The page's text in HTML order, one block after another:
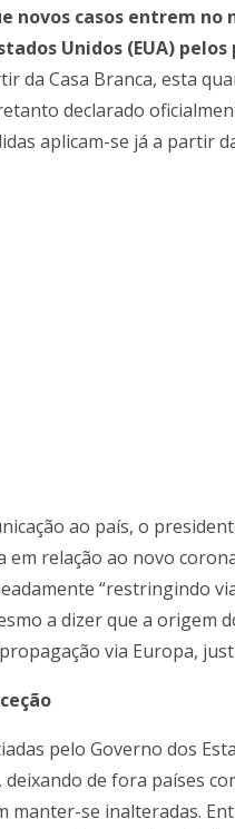
novos casos entrem no
Unidos (EUA)
da Casa Branca, esta
declarado
aplicam-se já a partir
ao país, o
em relação ao novo
“restringindo
a dizer que a origem
via Europa,
pelo Governo dos
deixando de fora países
manter-se inalteradas.